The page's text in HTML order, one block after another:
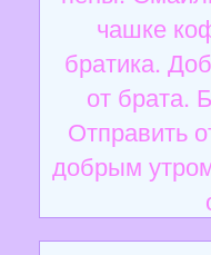
чашке
братика.
от брата.
Отправить
добрым